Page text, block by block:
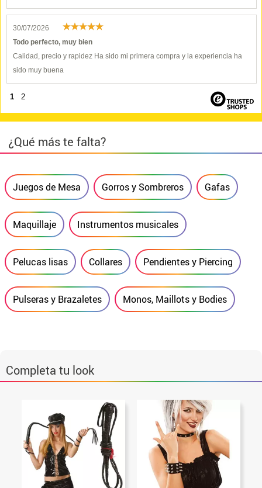
30/07/2026
Todo perfecto, muy bien
Calidad, precio y rapidez Ha sido mi primera compra y la experiencia ha
sido muy buena
1 2
¿Qué más te falta?
Juegos de Mesa Gorros y Sombreros Gafas
Maquillaje Instrumentos musicales
Pelucas lisas Collares Pendientes y Piercing
Pulseras y Brazaletes Monos, Maillots y Bodies
Completa tu look